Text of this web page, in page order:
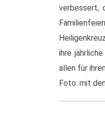
verbessert,
ihre
allen für
Foto: mit